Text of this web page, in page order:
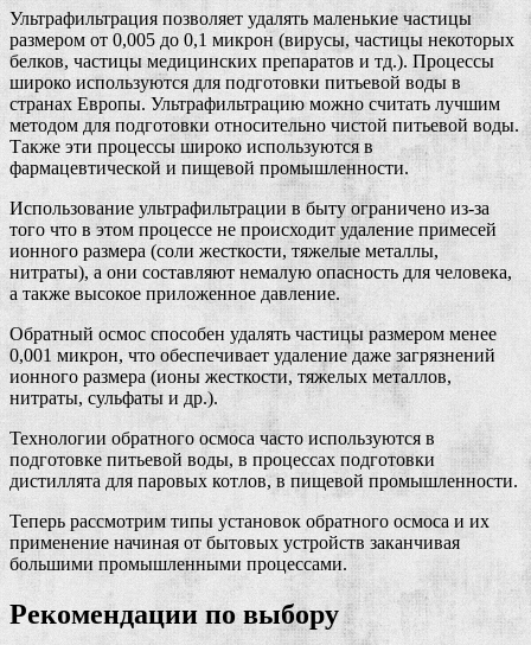
Ультрафильтрация позволяет удалять маленькие частицы
размером от 0,005 до 0,1 микрон (вирусы, частицы некоторых
белков, частицы медицинских препаратов и тд.). Процессы
широко используются для подготовки питьевой воды в
странах Европы. Ультрафильтрацию можно считать лучшим
методом для подготовки относительно чистой питьевой воды.
Также эти процессы широко используются в
фармацевтической и пищевой промышленности.
Использование ультрафильтрации в быту ограничено из-за
того что в этом процессе не происходит удаление примесей
ионного размера (соли жесткости, тяжелые металлы,
нитраты), а они составляют немалую опасность для человека,
а также высокое приложенное давление.
Обратный осмос способен удалять частицы размером менее
0,001 микрон, что обеспечивает удаление даже загрязнений
ионного размера (ионы жесткости, тяжелых металлов,
нитраты, сульфаты и др.).
Технологии обратного осмоса часто используются в
подготовке питьевой воды, в процессах подготовки
дистиллята для паровых котлов, в пищевой промышленности.
Теперь рассмотрим типы установок обратного осмоса и их
применение начиная от бытовых устройств заканчивая
большими промышленными процессами.
Рекомендации по выбору